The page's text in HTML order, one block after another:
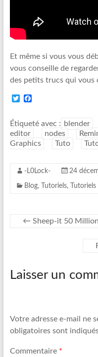
Et même si vous vous
vous conseille de
des petits trucs qui vous
t
t
e
r
e
o
Étiqueté avec : blender
editor
nodes
Graphics
Tuto
-L0Lock- 24
Blog, Tutoriels,
← Sheep-it 50
Laisser un
Votre adresse e-mail ne
obligatoires sont
Commentaire *